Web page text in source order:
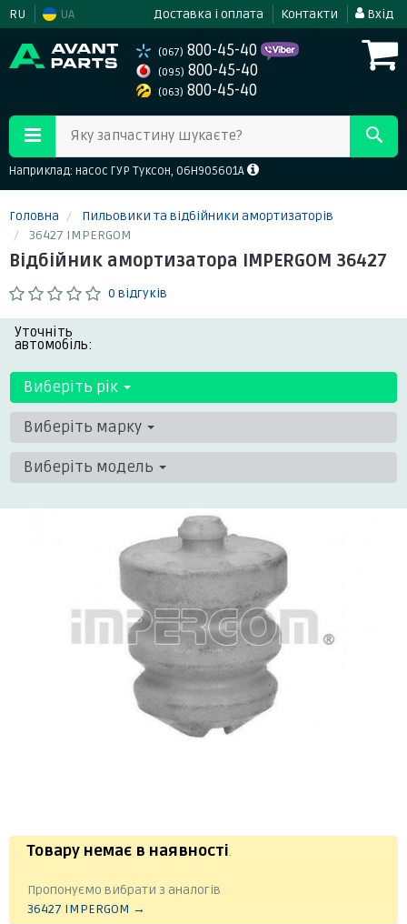
RU UA Доставка і оплата Контакти Вхід
(067) 800-45-40
(095) 800-45-40
(063) 800-45-40
Яку запчастину шукаєте?
Наприклад: насос ГУР Туксон, 06H905601A
Головна
Пильовики та відбійники амортизаторів
36427 IMPERGOM
Відбійник амортизатора IMPERGOM 36427
0 відгуків
Уточніть
автомобіль:
Виберіть рік
Виберіть марку
Виберіть модель
Товару немає в наявності.
Пропонуємо вибрати з аналогів
36427 IMPERGOM →